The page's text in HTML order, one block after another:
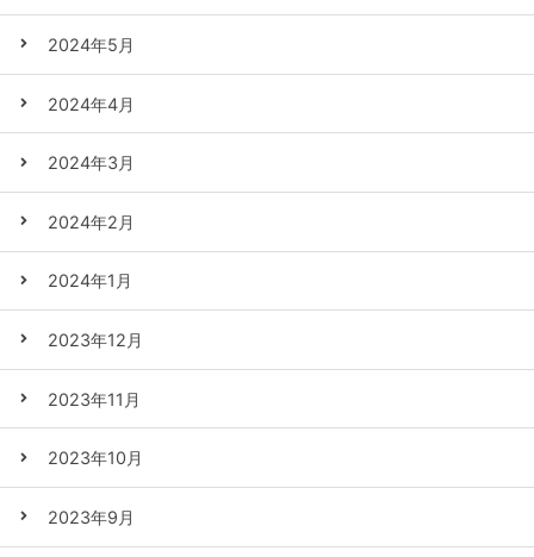
2024年5月
2024年4月
2024年3月
2024年2月
2024年1月
2023年12月
2023年11月
2023年10月
2023年9月